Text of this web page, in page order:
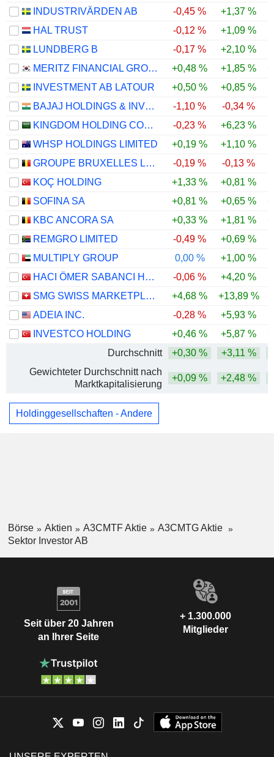
INDUSTRIVÄRDEN AB
-0,45 % +1,37 %
HAL TRUST
-0,12 % +1,09 %
LUNDBERG B
-0,17 % +2,10 %
MERITZ FINANCIAL GROUP INC.
+0,48 % +1,85 %
INVESTMENT AB LATOUR
+0,50 % +0,85 %
BAJAJ HOLDINGS & INVESTMENT LIMITED
-1,10 % -0,34 %
KINGDOM HOLDING COMPANY
-0,23 % +6,23 %
WHSP HOLDINGS LIMITED
+0,19 % +1,10 %
GROUPE BRUXELLES LAMBERT SA
-0,19 % -0,13 %
KOÇ HOLDING
+1,33 % +0,81 %
SOFINA SA
+0,81 % +0,65 %
KBC ANCORA SA
+0,33 % +1,81 %
REMGRO LIMITED
-0,49 % +0,69 %
MULTIPLY GROUP
0,00 % +1,00 %
HACI ÖMER SABANCI HOLDING
-0,06 % +4,20 %
SMG SWISS MARKETPLACE GROUP HOLDING AG
+4,68 % +13,89 %
ADEIA INC.
-0,28 % +5,93 %
INVESTCO HOLDING
+0,46 % +5,87 %
Durchschnitt
+0,30 % +3,11 %
Gewichteter Durchschnitt nach
Marktkapitalisierung
+0,09 % +2,48 %
Holdinggesellschaften - Andere
Börse Aktien A3CMTF Aktie
A3CMTG Aktie
Sektor Investor AB
Seit über 20 Jahren
an Ihrer Seite
+ 1.300.000
Mitglieder